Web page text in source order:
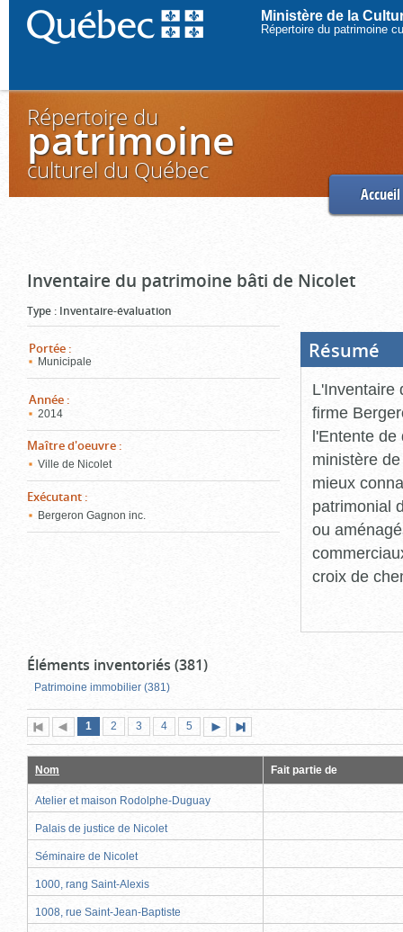
Ministère de la
Répertoire du patrimoine
Répertoire du
patrimoine
culturel du Québec
Accueil
Inventaire du patrimoine bâti de Nicolet
Type : Inventaire-évaluation
Portée :
Municipale
Année :
2014
Maître d'oeuvre :
Ville de Nicolet
Exécutant :
Bergeron Gagnon inc.
Résumé
L'Inventaire
firme
l'Entente de
ministère
mieux
patrimonial
ou
croix de
Éléments inventoriés (381)
Patrimoine immobilier (381)
Première
page
Page
précédente
Page
1 (page
actuelle)
Page
2 Page
3 Page
4 Page
5
suivante
page
Nom Fait partie de
Atelier et maison Rodolphe-Duguay
Palais de justice de Nicolet
Séminaire de Nicolet
1000, rang Saint-Alexis
1008, rue Saint-Jean-Baptiste